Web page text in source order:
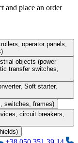
and place an order
operator panels,
objects (power
transfer switches,
Soft starter,
switches, frames)
circuit breakers,